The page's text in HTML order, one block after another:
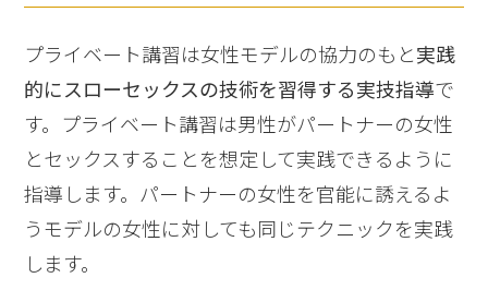
プライベート講習は女性モデルの協力のもと実践
的にスローセックスの技術を習得する実技指導で
す。プライベート講習は男性がパートナーの女性
とセックスすることを想定して実践できるように
指導します。パートナーの女性を官能に誘えるよ
うモデルの女性に対しても同じテクニックを実践
します。